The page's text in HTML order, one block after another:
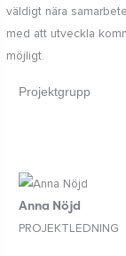
väldigt nära
med att utveckla
möjligt.
Projektgrupp
Anna Nöjd
PROJEKTLEDNING